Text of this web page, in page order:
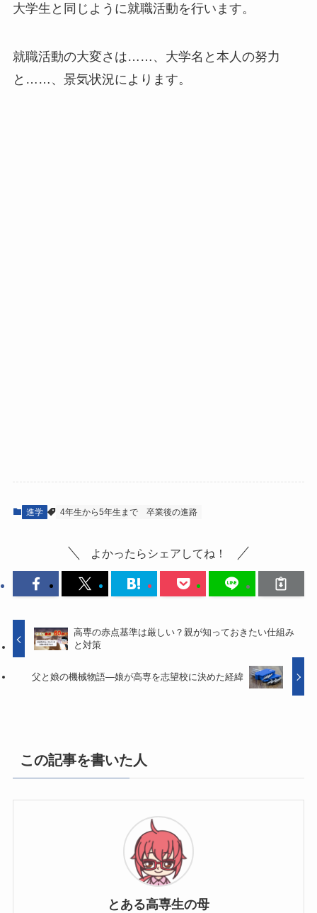
大学生と同じように就職活動を行います。
就職活動の大変さは……、大学名と本人の努力
と……、景気状況によります。
進学 4年生から5年生まで 卒業後の進路
よかったらシェアしてね！
高専の赤点基準は厳しい？親が知っておきたい仕組み
と対策
父と娘の機械物語―娘が高専を志望校に決めた経緯
この記事を書いた人
とある高専生の母